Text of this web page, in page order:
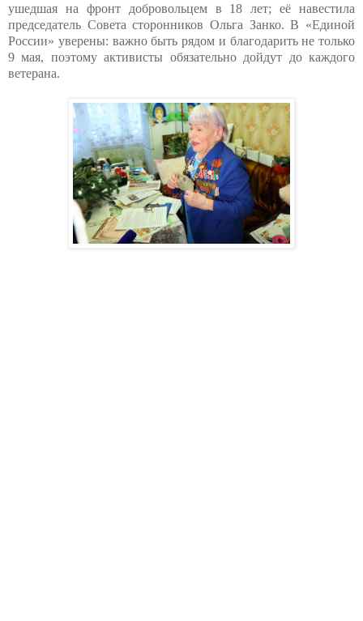
ушедшая на фронт добровольцем в 18 лет; её навестила
председатель Совета сторонников Ольга Занко. В «Единой
России» уверены: важно быть рядом и благодарить не только
9 мая, поэтому активисты обязательно дойдут до каждого
ветерана.